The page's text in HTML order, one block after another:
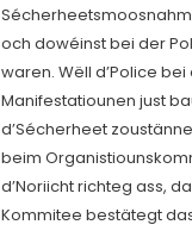
och dowéinst bei der
waren. Wëll d’Police bei
Manifestatiounen just
d’Sécherheet
beim
d’Noriicht richteg ass,
Kommitee bestätegt